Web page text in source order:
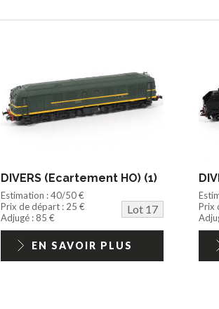
DIVERS (Ecartement HO) (1)
Estimation : 40/50 €
Prix de départ : 25 €
Lot 17
Adjugé : 85 €
EN SAVOIR PLUS
Prix